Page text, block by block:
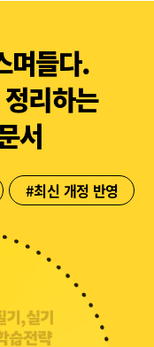
며들다.
리하는
서
#최신 개정 반영